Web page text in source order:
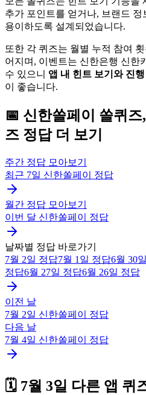
추가 포인트를 얻거나, 브랜드
용이하도록 설계되었습니다.
또한 각 퀴즈는 월별 누적 참여
어지며, 이벤트는 신한은행 신한
수 있으니 앱 내 힌트 보기와 진
이 좋습니다.
📅 신한쏠페이
쏠퀴즈
즈 정답 더 보기
주간 정답 모아보기
최근 7일 신한쏠페이 정답
월간 정답 모아보기
이번 달 신한쏠페이 정답
날짜별 정답 바로가기
7월 2일 정답7월 1일 정답6월 30일
정답6월 27일 정답6월 26일 정답
이전 날
7월 2일 신한쏠페이
정답
다음 날
7월 4일 신한쏠페이 정답
🗓️ 7월 3일 다른 앱 퀴